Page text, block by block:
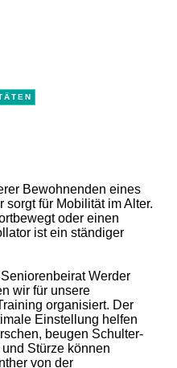
Bewohnenden eines
für Mobilität im Alter.
oder einen
ist ein ständiger
Werder
wir für unsere
organisiert. Der
Einstellung helfen
beugen Schulter-
Stürze können
von der